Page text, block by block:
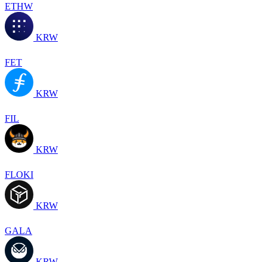
ETHW
KRW
FET
KRW
FIL
KRW
FLOKI
KRW
GALA